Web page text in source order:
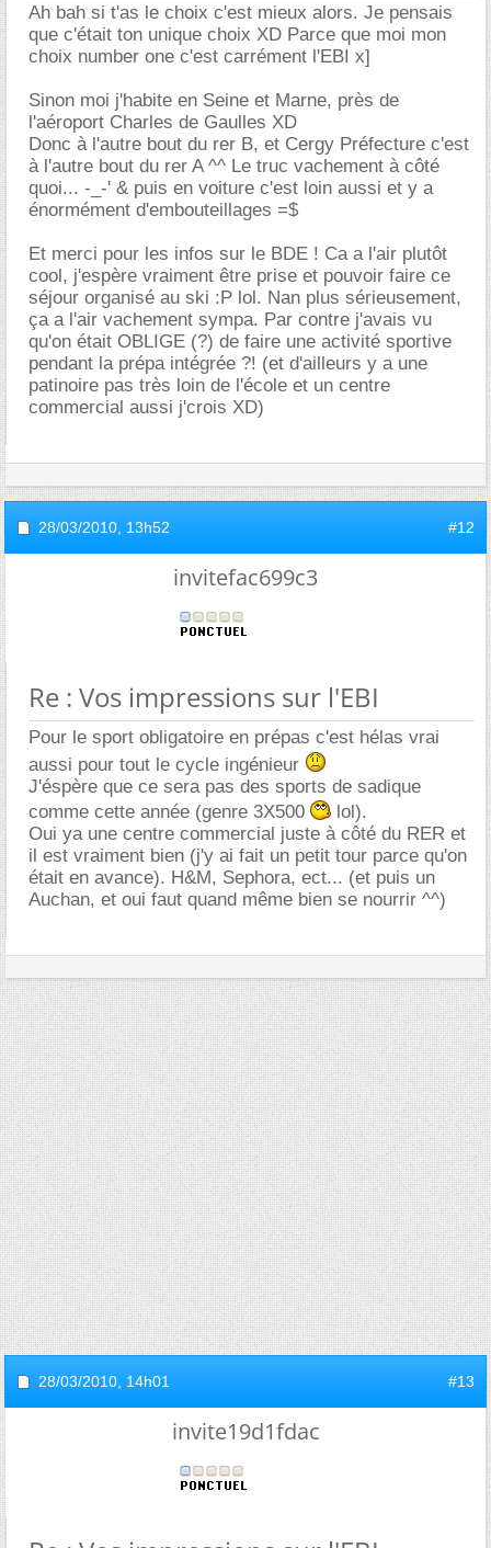
Ah bah si t'as le choix c'est mieux alors. Je pensais
que c'était ton unique choix XD Parce que moi mon
choix number one c'est carrément l'EBI x]
Sinon moi j'habite en Seine et Marne, près de
l'aéroport Charles de Gaulles XD
Donc à l'autre bout du rer B, et Cergy Préfecture c'est
à l'autre bout du rer A ^^ Le truc vachement à côté
quoi... -_-' & puis en voiture c'est loin aussi et y a
énormément d'embouteillages =$
Et merci pour les infos sur le BDE ! Ca a l'air plutôt
cool, j'espère vraiment être prise et pouvoir faire ce
séjour organisé au ski :P lol. Nan plus sérieusement,
ça a l'air vachement sympa. Par contre j'avais vu
qu'on était OBLIGE (?) de faire une activité sportive
pendant la prépa intégrée ?! (et d'ailleurs y a une
patinoire pas très loin de l'école et un centre
commercial aussi j'crois XD)
28/03/2010, 13h52 #12
invitefac699c3
Re : Vos impressions sur l'EBI
Pour le sport obligatoire en prépas c'est hélas vrai
aussi pour tout le cycle ingénieur
J'éspère que ce sera pas des sports de sadique
comme cette année (genre 3X500
lol).
Oui ya une centre commercial juste à côté du RER et
il est vraiment bien (j'y ai fait un petit tour parce qu'on
était en avance). H&M, Sephora, ect... (et puis un
Auchan, et oui faut quand même bien se nourrir ^^)
28/03/2010, 14h01 #13
invite19d1fdac